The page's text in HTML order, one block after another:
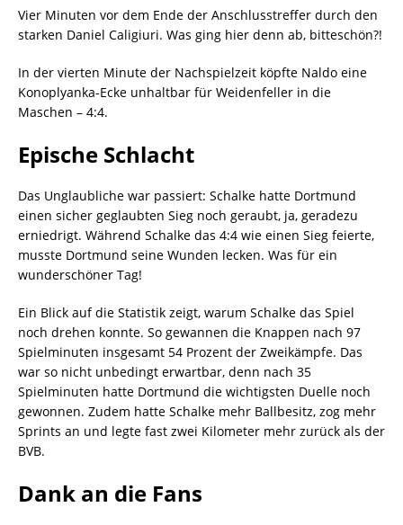
Vier Minuten vor dem Ende der Anschlusstreffer durch den
starken Daniel Caligiuri. Was ging hier denn ab, bitteschön?!
In der vierten Minute der Nachspielzeit köpfte Naldo eine
Konoplyanka-Ecke unhaltbar für Weidenfeller in die
Maschen – 4:4.
Epische Schlacht
Das Unglaubliche war passiert: Schalke hatte Dortmund
einen sicher geglaubten Sieg noch geraubt, ja, geradezu
erniedrigt. Während Schalke das 4:4 wie einen Sieg feierte,
musste Dortmund seine Wunden lecken. Was für ein
wunderschöner Tag!
Ein Blick auf die Statistik zeigt, warum Schalke das Spiel
noch drehen konnte. So gewannen die Knappen nach 97
Spielminuten insgesamt 54 Prozent der Zweikämpfe. Das
war so nicht unbedingt erwartbar, denn nach 35
Spielminuten hatte Dortmund die wichtigsten Duelle noch
gewonnen. Zudem hatte Schalke mehr Ballbesitz, zog mehr
Sprints an und legte fast zwei Kilometer mehr zurück als der
BVB.
Dank an die Fans